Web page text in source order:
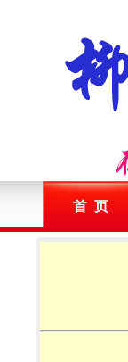
首 页